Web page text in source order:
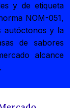
y de etiqueta
NOM-051,
autóctonos y la
de sabores
alcance
.